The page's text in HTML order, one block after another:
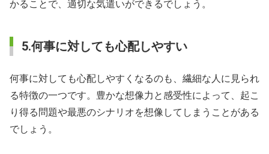
かることで、適切な気遣いができるでしょう。
5.何事に対しても心配しやすい
何事に対しても心配しやすくなるのも、繊細な人に見られ
る特徴の一つです。豊かな想像力と感受性によって、起こ
り得る問題や最悪のシナリオを想像してしまうことがある
でしょう。